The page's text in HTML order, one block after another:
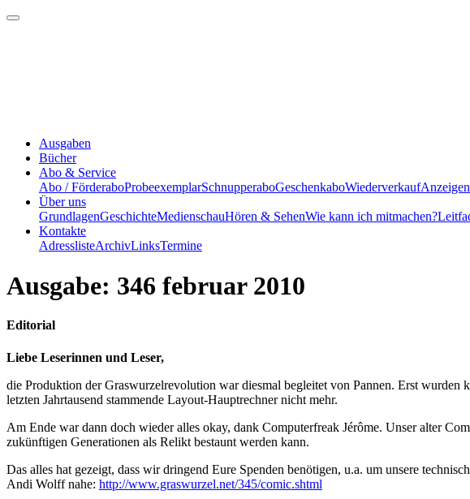
Ausgaben
Bücher
Abo & Service
Abo / FörderaboProbeexemplarSchnupperaboGeschenkaboWiederverkauf
Über uns
GrundlagenGeschichteMedienschauHören & SehenWie kann ich mitmachen?
Kontakte
AdresslisteArchivLinksTermine
Ausgabe: 346 februar 2010
Editorial
Liebe Leserinnen und Leser,
die Produktion der Graswurzelrevolution war diesmal begleitet von Pannen. Erst
letzten Jahrtausend stammende Layout-Hauptrechner nicht mehr.
Am Ende war dann doch wieder alles okay, dank Computerfreak Jérôme. Unser alter
zukünftigen Generationen als Relikt bestaunt werden kann.
Das alles hat gezeigt, dass wir dringend Eure Spenden benötigen, u.a. um unsere
Andi Wolff nahe: http://www.graswurzel.net/345/comic.shtml